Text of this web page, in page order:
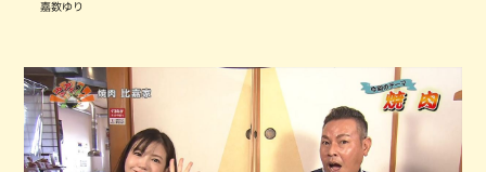
嘉数ゆり